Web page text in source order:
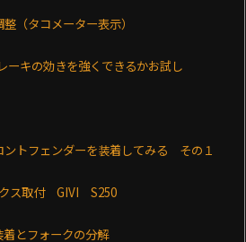
（タコメーター表示）
ーキの効きを強くできるかお試し
ントフェンダーを装着してみる その１
クス取付 GIVI S250
とフォークの分解